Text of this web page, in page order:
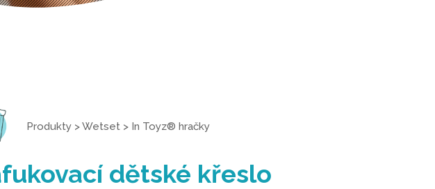
Produkty >Wetset > In Toyz® hračky
dětské křeslo